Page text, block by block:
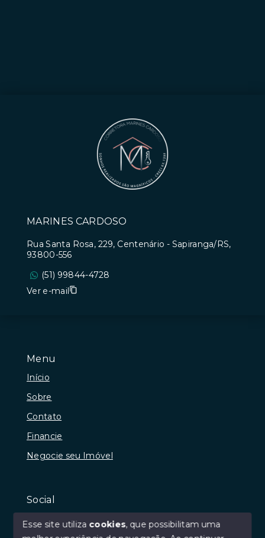
Menu
Início
Sobre
Contato
Financie
Negocie seu Imóvel
Social
MARINES CARDOSO
Rua Santa Rosa, 229, Centenário - Sapiranga/RS,
93800-556
(51) 99844-4728
Ver e-mail
Esse site utiliza cookies, que possibilitam uma